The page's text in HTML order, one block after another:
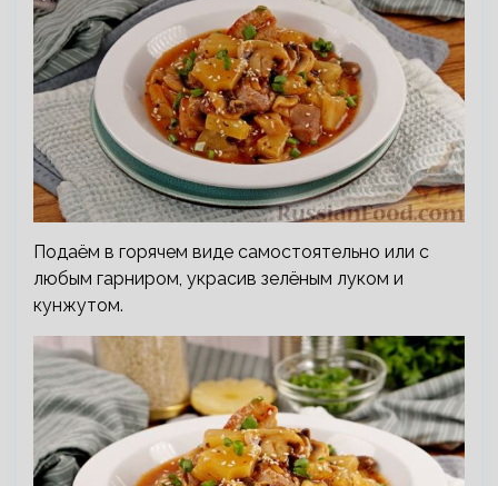
Подаём в горячем виде самостоятельно или с
любым гарниром, украсив зелёным луком и
кунжутом.